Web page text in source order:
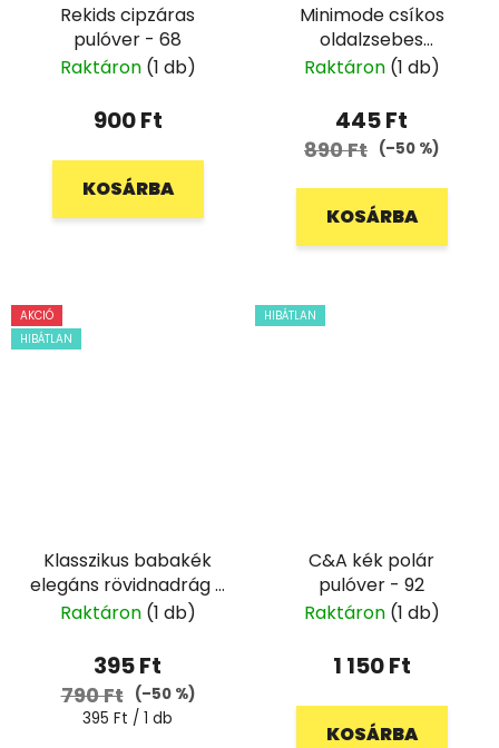
Rekids cipzáras
pulóver - 68
Raktáron (1 db)
900 Ft
KOSÁRBA
Minimode csíkos
oldalzsebes
rövidnadrág - 62/68
Raktáron (1 db)
445 Ft
890 Ft (–50 %)
KOSÁRBA
AKCIÓ
HIBÁTLAN
Klasszikus babakék
elegáns rövidnadrág -
74
Raktáron (1 db)
395 Ft
790 Ft
(–50 %)
Egységár:
395 Ft / 1 db
HIBÁTLAN
C&A kék polár
pulóver - 92
Raktáron (1 db)
1 150 Ft
KOSÁRBA